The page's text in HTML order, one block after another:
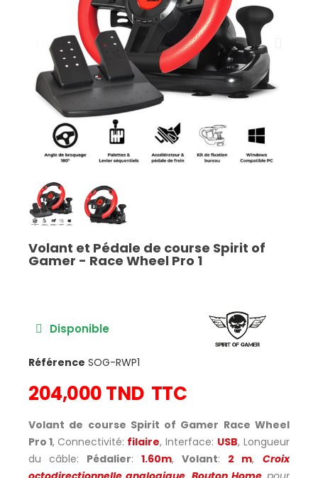
Volant et Pédale de course Spirit of
Gamer - Race Wheel Pro 1
Disponible
Référence SOG-RWP1
204,000 TND TTC
Volant de course Spirit of Gamer Race Wheel
Pro 1, Connectivité: filaire, Interface: USB, Longueur
du câble: Pédalier: 1.60m, Volant: 2 m, Croix